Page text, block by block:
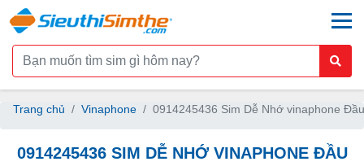
Trang chủ Vinaphone 0914245436 Sim Dễ Nhớ vinaphone
0914245436 SIM DỄ NHỚ VINAPHONE ĐẦU